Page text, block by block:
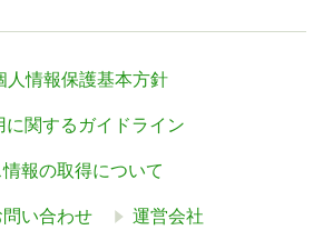
人情報保護基本方針
関するガイドライン
報の取得について
い合わせ 運営会社